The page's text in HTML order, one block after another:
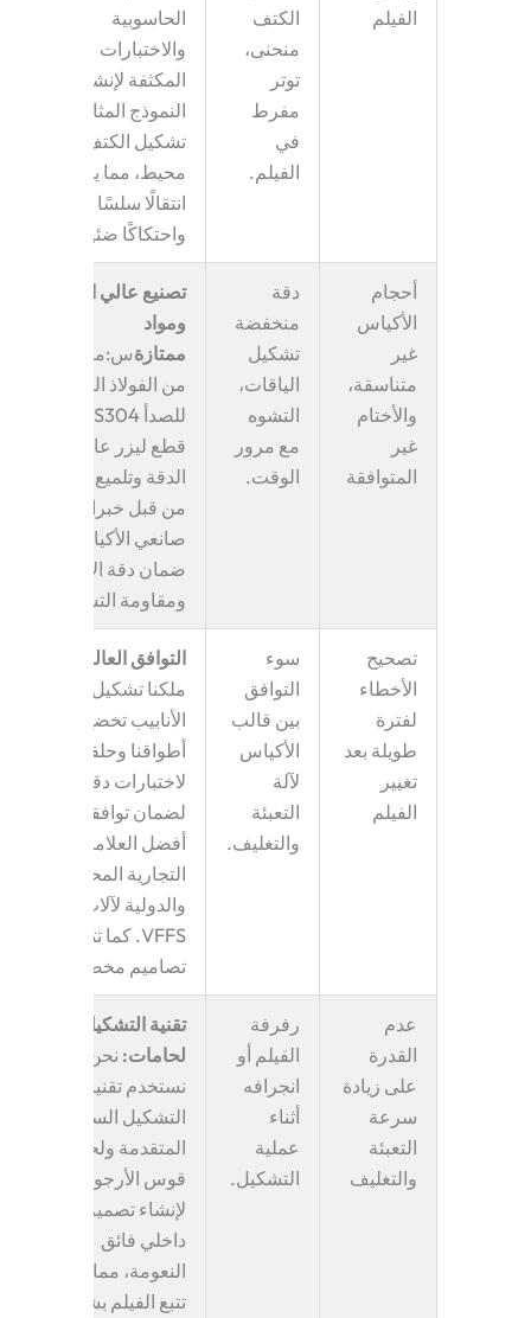
الفيلم
الكتف
منحنى،
توتر
مفرط
في
الفيلم.
الحاسوبية
والاختبارات
المكثفة لإنشاء
النموذج المثالي
تشكيل الكتف
محيط، مما يضمن
انتقالًا سلسًا للفيلم
واحتكاكًا ضئيلًا.
أحجام
الأكياس
غير
متناسقة،
والأختام
غير
المتوافقة
دقة
منخفضة
تشكيل
الياقات،
التشوه
مع مرور
الوقت.
تصنيع عالي الدقة
ومواد
ممتازةس:مصنوعة
من الفولاذ المقاوم
قطع ليزر عالي
الدقة وتلميع يدوي
من قبل خبراء،
صانعي الأكياس
ضمان دقة الأبعاد
ومقاومة التشوه.
تصحيح
الأخطاء
لفترة
طويلة بعد
تغيير
الفيلم
سوء
التوافق
بين قالب
الأكياس
لآلة
التعبئة
والتغليف.
التوافق العالمي
ملكناتشكيل
الأنابيب تخضع
أطواقنا وحلقاتنا
لاختبارات دقيقة
لضمان توافقها مع
أفضل العلامات
التجارية المحلية
والدولية لآلات
VFFS. كما تتوفر
تصاميم مخصصة.
عدم
القدرة
على زيادة
سرعة
التعبئة
والتغليف
رفرفة
الفيلم أو
انجرافه
أثناء
عملية
التشكيل.
تقنية التشكيل بدون
لحامات: نحن
نستخدم تقنيات
التشكيل السلس
المتقدمة ولحام
قوس الأرجون
لإنشاء تصميم
داخلي فائق
النعومة، مما يضمن
تتبع الفيلم بشكل